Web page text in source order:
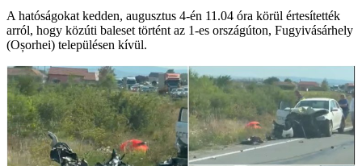
A hatóságokat kedden, augusztus 4-én 11.04 óra körül értesítették
arról, hogy közúti baleset történt az 1-es országúton, Fugyivásárhely
(Oșorhei) településen kívül.